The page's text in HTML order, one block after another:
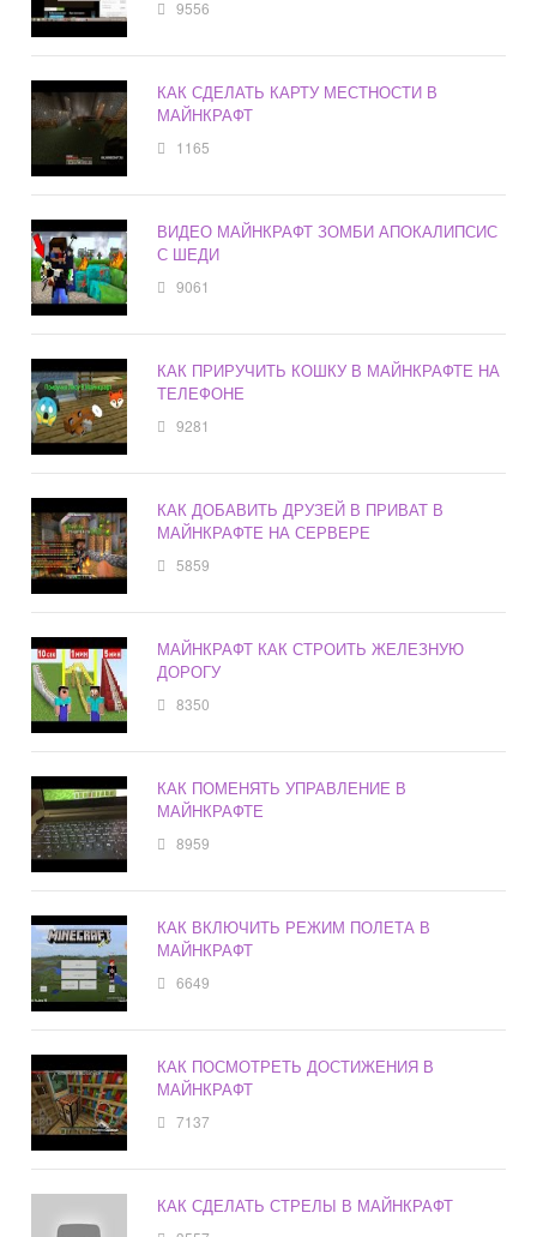
9556
КАК СДЕЛАТЬ КАРТУ МЕСТНОСТИ В
МАЙНКРАФТ
1165
ВИДЕО МАЙНКРАФТ ЗОМБИ АПОКАЛИПСИС
С ШЕДИ
9061
КАК ПРИРУЧИТЬ КОШКУ В МАЙНКРАФТЕ НА
ТЕЛЕФОНЕ
9281
КАК ДОБАВИТЬ ДРУЗЕЙ В ПРИВАТ В
МАЙНКРАФТЕ НА СЕРВЕРЕ
5859
МАЙНКРАФТ КАК СТРОИТЬ ЖЕЛЕЗНУЮ
ДОРОГУ
8350
КАК ПОМЕНЯТЬ УПРАВЛЕНИЕ В
МАЙНКРАФТЕ
8959
КАК ВКЛЮЧИТЬ РЕЖИМ ПОЛЕТА В
МАЙНКРАФТ
6649
КАК ПОСМОТРЕТЬ ДОСТИЖЕНИЯ В
МАЙНКРАФТ
7137
КАК СДЕЛАТЬ СТРЕЛЫ В МАЙНКРАФТ